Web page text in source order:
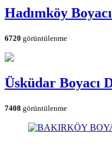
Hadımköy
6720 görüntülenme
Üsküdar Boyacı
7408 görüntülenme